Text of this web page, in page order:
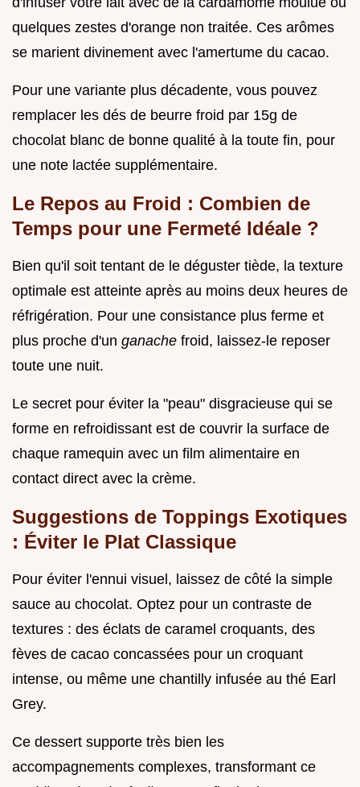
quelques zestes d'orange non traitée. Ces arômes
se marient divinement avec l'amertume du cacao.
Pour une variante plus décadente, vous pouvez
remplacer les dés de beurre froid par 15g de
chocolat blanc de bonne qualité à la toute fin, pour
une note lactée supplémentaire.
Le Repos au Froid : Combien de
Temps pour une Fermeté Idéale ?
Bien qu'il soit tentant de le déguster tiède, la texture
optimale est atteinte après au moins deux heures de
réfrigération. Pour une consistance plus ferme et
plus proche d'un ganache froid, laissez-le reposer
toute une nuit.
Le secret pour éviter la "peau" disgracieuse qui se
forme en refroidissant est de couvrir la surface de
chaque ramequin avec un film alimentaire en
contact direct avec la crème.
Suggestions de Toppings Exotiques
: Éviter le Plat Classique
Pour éviter l'ennui visuel, laissez de côté la simple
sauce au chocolat. Optez pour un contraste de
textures : des éclats de caramel croquants, des
fèves de cacao concassées pour un croquant
intense, ou même une chantilly infusée au thé Earl
Grey.
Ce dessert supporte très bien les
accompagnements complexes, transformant ce